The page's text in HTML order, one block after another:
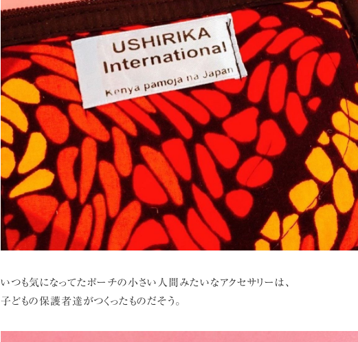
いつも気になってたポーチの小さい人間みたいなアクセサリーは、
子どもの保護者達がつくったものだそう。